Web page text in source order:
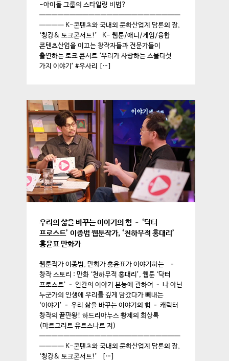
-아이돌 그룹의 스타일링 비법?
———————————————————————
———— K-콘텐츠와 국내외 문화산업계 담론의 장,
‘청강& 토크콘서트!’ K- 웹툰/애니/게임/융합
콘텐츠산업을 이끄는 창작자들과 전문가들이
출연하는 토크 콘서트 ‘우리가 사랑하는 스물다섯
가지 이야기’ #우사리 […]
우리의 삶을 바꾸는 이야기의 힘 – ‘닥터
프로스트’ 이종범 웹툰작가, ‘천하무적 홍대리’
홍윤표 만화가
웹툰작가 이종범, 만화가 홍윤표가 이야기하는 –
창작 스토리 : 만화 ‘천하무적 홍대리’, 웹툰 ‘닥터
프로스트’ – 인간의 이야기 본능에 관하여 – 나 아닌
누군가의 인생에 우리를 깊게 담갔다가 빼내는
‘이야기’ – 우리 삶을 바꾸는 이야기의 힘 – 캐릭터
창작의 끝판왕! 하드리아누스 황제의 회상록
(마르그리트 유르스나르 저)
———————————————————————
———— K-콘텐츠와 국내외 문화산업계 담론의 장,
‘청강& 토크콘서트!’ […]